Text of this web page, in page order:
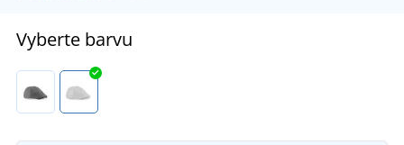
Vyberte barvu